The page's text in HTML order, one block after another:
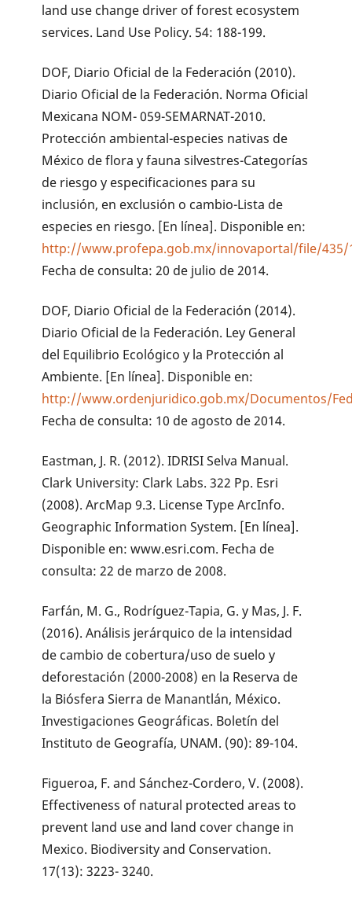
land use change driver of forest ecosystem
services. Land Use Policy. 54: 188-199.
DOF, Diario Oficial de la Federación (2010).
Diario Oficial de la Federación. Norma Oficial
Mexicana NOM- 059-SEMARNAT-2010.
Protección ambiental-especies nativas de
México de flora y fauna silvestres-Categorías
de riesgo y especificaciones para su
inclusión, en exclusión o cambio-Lista de
especies en riesgo. [En línea]. Disponible en:
http://www.profepa.gob.mx/innovaportal/file/435/1/
Fecha de consulta: 20 de julio de 2014.
DOF, Diario Oficial de la Federación (2014).
Diario Oficial de la Federación. Ley General
del Equilibrio Ecológico y la Protección al
Ambiente. [En línea]. Disponible en:
http://www.ordenjuridico.gob.mx/Documentos/
Fecha de consulta: 10 de agosto de 2014.
Eastman, J. R. (2012). IDRISI Selva Manual.
Clark University: Clark Labs. 322 Pp. Esri
(2008). ArcMap 9.3. License Type ArcInfo.
Geographic Information System. [En línea].
Disponible en: www.esri.com. Fecha de
consulta: 22 de marzo de 2008.
Farfán, M. G., Rodríguez-Tapia, G. y Mas, J. F.
(2016). Análisis jerárquico de la intensidad
de cambio de cobertura/uso de suelo y
deforestación (2000-2008) en la Reserva de
la Biósfera Sierra de Manantlán, México.
Investigaciones Geográficas. Boletín del
Instituto de Geografía, UNAM. (90): 89-104.
Figueroa, F. and Sánchez-Cordero, V. (2008).
Effectiveness of natural protected areas to
prevent land use and land cover change in
Mexico. Biodiversity and Conservation.
17(13): 3223- 3240.